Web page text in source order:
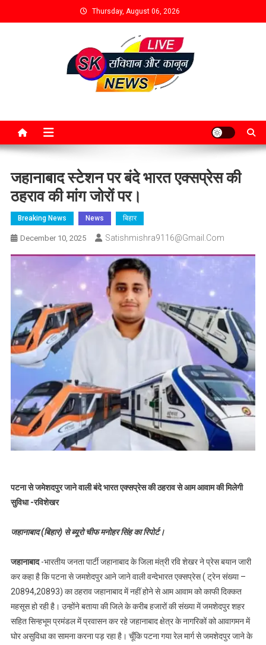
Thursday, August 06, 2026
जहानाबाद स्टेशन पर बंदे भारत एक्सप्रेस की
ठहराव की मांग जोरों पर।
Breaking News News बिहार
December 10, 2025 Satishmishra9116@gmail.com
पटना से जमेशदपुर जाने वाली बंदे भारत एक्सप्रेस की ठहराव से आम आवाम की मिलेगी
सुविधा -रविशेखर
जहानाबाद (बिहार) से ब्यूरो चीफ मनोहर सिंह का रिपोर्ट।
जहानाबाद-भारतीय जनता पार्टी जहानाबाद के जिला मंत्री रवि शेखर ने प्रेस बयान जारी
कर कहा है कि पटना से जमशेदपुर आने जाने वाली वन्देभारत एक्सप्रेस ( ट्रेन संख्या –
20894,20893) का ठहराव जहानाबाद में नहीं होने से आम आवाम को काफी दिक्कत
महसूस हो रही है। उन्होंने बताया की जिले के करीब हजारों की संख्या में जमशेदपुर शहर
सहित सिन्हभूम प्रमंडल में प्रवासन कर रहे जहानाबाद क्षेत्र के नागरिकों को आवागमन में
घोर असुविधा का सामना करना पड़ रहा है। चूँकि पटना गया रेल मार्ग से जमशेदपुर जाने के